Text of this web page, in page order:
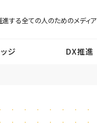
進する全ての人のためのメディア
ジ DX推進